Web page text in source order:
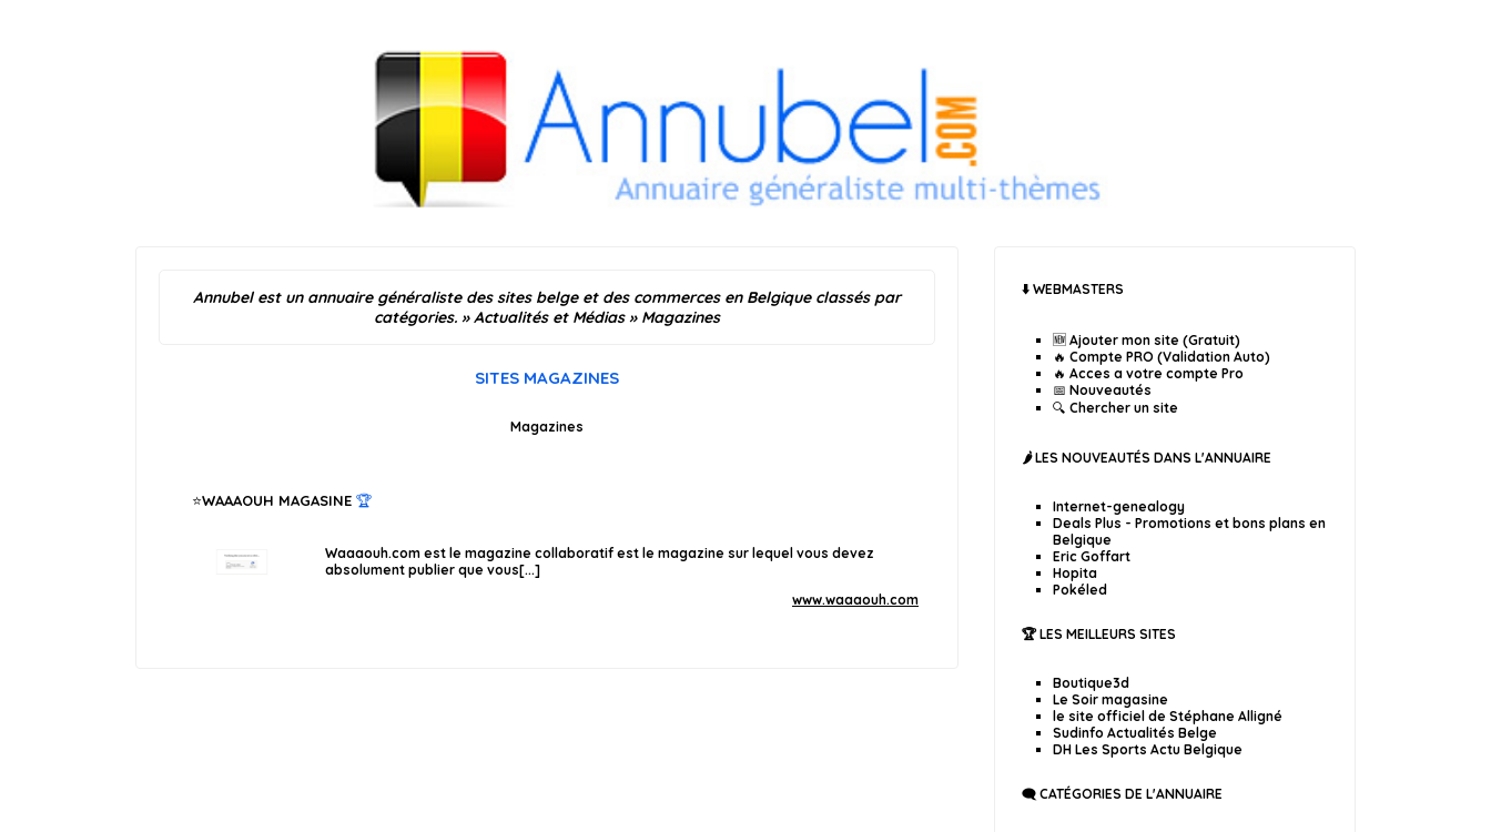
Annubel est un annuaire généraliste des sites belge et des commerces en Belgique classés par
catégories. »Actualités et Médias » Magazines
SITES MAGAZINES
Magazines
WAAAOUH MAGASINE 🏆
Waaaouh.com est le magazine collaboratif est le magazine sur lequel vous devez
absolument publier que vous[...]
www.waaaouh.com
⬇️ WEBMASTERS
🆕 Ajouter mon site (Gratuit)
🔥 Compte PRO (Validation Auto)
🔥 Acces a votre compte Pro
📅 Nouveautés
🔍 Chercher un site
🌶️ LES NOUVEAUTÉS DANS L'ANNUAIRE
Internet-genealogy
Deals Plus - Promotions et bons plans en
Belgique
Eric Goffart
Hopita
Pokéled
🏆 LES MEILLEURS SITES
Boutique3d
Le Soir magasine
le site officiel de Stéphane Alligné
Sudinfo Actualités Belge
DH Les Sports Actu Belgique
🗨️ CATÉGORIES DE L'ANNUAIRE